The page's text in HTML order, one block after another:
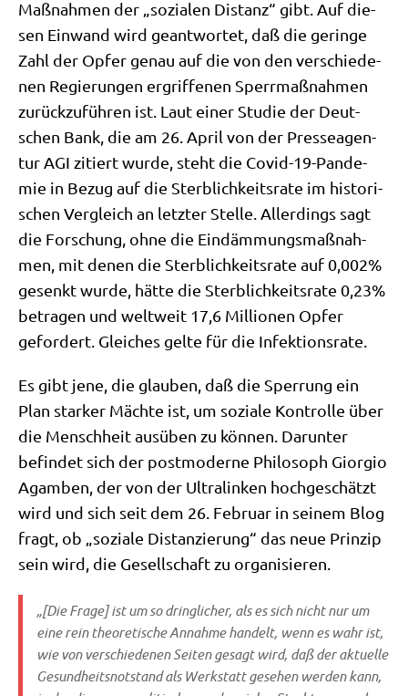
Maß­nah­men der „sozia­len Distanz“ gibt. Auf die­
sen Ein­wand wird geant­wor­tet, daß die gerin­ge
Zahl der Opfer genau auf die von den ver­schie­de­
nen Regie­run­gen ergrif­fe­nen Sperr­maß­nah­men
zurück­zu­füh­ren ist. Laut einer Stu­die der Deut­
schen Bank, die am 26. April von der Pres­se­agen­
tur AGI zitiert wur­de, steht die Covid-19-Pan­de­
mie in Bezug auf die Sterb­lich­keits­ra­te im histo­ri­
schen Ver­gleich an letz­ter Stel­le. Aller­dings sagt
die For­schung, ohne die Ein­däm­mungs­maß­nah­
men, mit denen die Sterb­lich­keits­ra­te auf 0,002%
gesenkt wur­de, hät­te die Sterb­lich­keits­ra­te 0,23%
betra­gen und welt­weit 17,6 Mil­lio­nen Opfer
gefor­dert. Glei­ches gel­te für die Infektionsrate.
Es gibt jene, die glau­ben, daß die Sper­rung ein
Plan star­ker Mäch­te ist, um sozia­le Kon­trol­le über
die Mensch­heit aus­üben zu kön­nen. Dar­un­ter
befin­det sich der post­mo­der­ne Phi­lo­soph Gior­gio
Agam­ben, der von der Ultra­lin­ken hoch­ge­schätzt
wird und sich seit dem 26. Febru­ar in sei­nem Blog
fragt, ob „sozia­le Distan­zie­rung“ das neue Prin­zip
sein wird, die Gesell­schaft zu organisieren.
„[Die Fra­ge] ist um so dring­li­cher, als es sich nicht nur um
eine rein theo­re­ti­sche Annah­me han­delt, wenn es wahr ist,
wie von ver­schie­de­nen Sei­ten gesagt wird, daß der aktu­el­le
Gesund­heits­not­stand als Werk­statt gese­hen wer­den kann,